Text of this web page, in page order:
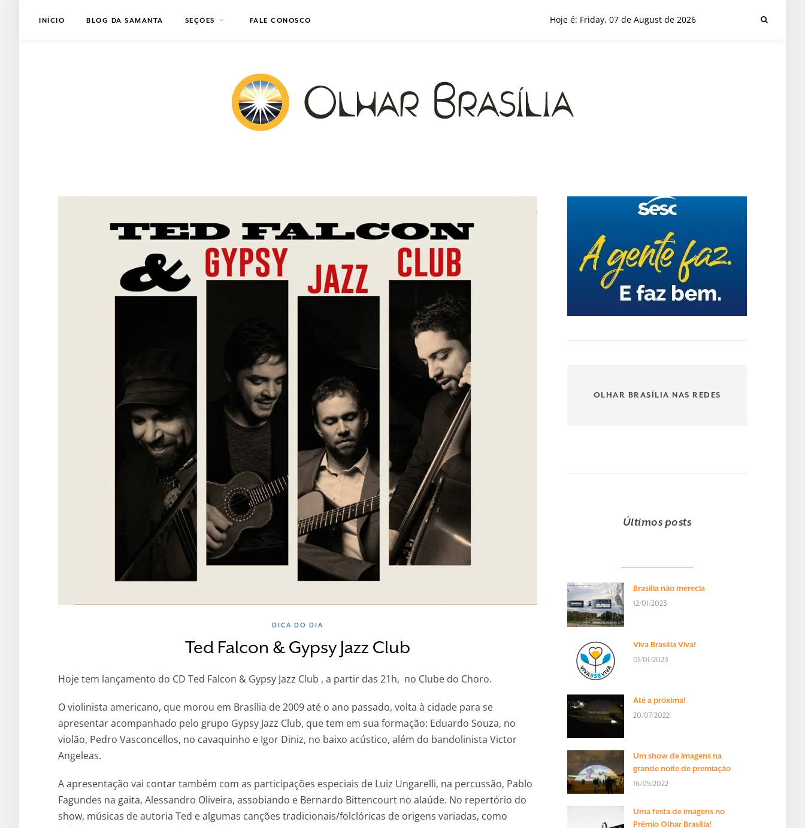
Hoje é: Friday, 07 de August de 2026
INÍCIO BLOG DA SAMANTA SEÇÕES FALE CONOSCO
DICA DO DIA
Ted Falcon & Gypsy Jazz Club
Hoje tem lançamento do CD Ted Falcon & Gypsy Jazz Club , a partir das 21h, no Clube do Choro.
O violinista americano, que morou em Brasília de 2009 até o ano passado, volta à cidade para se
apresentar acompanhado pelo grupo Gypsy Jazz Club, que tem em sua formação: Eduardo Souza, no
violão, Pedro Vasconcellos, no cavaquinho e Igor Diniz, no baixo acústico, além do bandolinista Victor
Angeleas.
A apresentação vai contar também com as participações especiais de Luiz Ungarelli, na percussão, Pablo
Fagundes na gaita, Alessandro Oliveira, assobiando e Bernardo Bittencourt no alaúde. No repertório do
show, músicas de autoria Ted e algumas canções tradicionais/folclóricas de origens variadas, como
OLHAR BRASÍLIA NAS REDES
Últimos posts
Brasília não merecia
12/01/2023
Viva Brasília Viva!
01/01/2023
Até a próxima!
20/07/2022
Um show de imagens na
grande noite de premiação
16/05/2022
Uma festa de imagens no
Prêmio Olhar Brasília!